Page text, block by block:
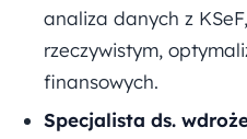
analiza danych z
rzeczywistym,
finansowych.
Specjalista ds.